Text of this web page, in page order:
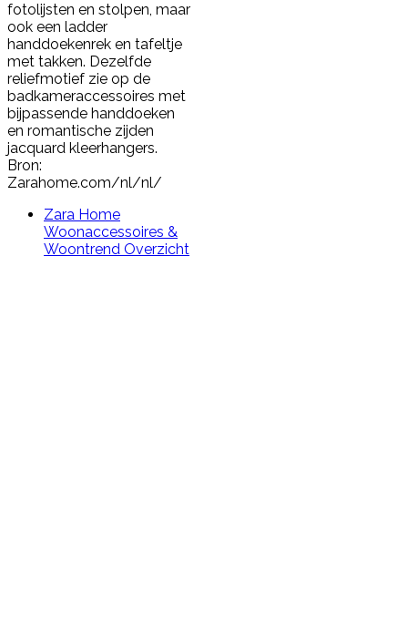
fotolijsten en stolpen, maar
ook een ladder
handdoekenrek en tafeltje
met takken. Dezelfde
reliefmotief zie op de
badkameraccessoires met
bijpassende handdoeken
en romantische zijden
jacquard kleerhangers.
Bron:
Zarahome.com/nl/nl/
Zara Home
Woonaccessoires &
Woontrend Overzicht